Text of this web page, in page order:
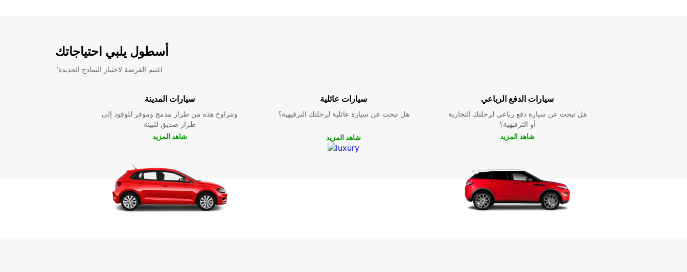
بالمغامرات، فإن تأجير سيارة من Europcar سيجعل تنقلك في
Tacuarembó أسهل وأكثر متعة. استمتع برحلتك دون أي قلق
واستكشف كل معالم المدينة براحة وسهولة.
قم بحجز سيارتك الآن مع Europcar واستمتع بأفضل تجربة
أسطول يلبي احتياجاتك
"اغتنم الفرصة لاختبار النماذج الجديدة
سيارات المدينة
وتتراوح هذه من طراز مدمج وموفر للوقود إلى
طراز صديق للبيئة
شاهد المزيد
سيارات عائلية
هل تبحث عن سيارة عائلية لرحلتك الترفيهية؟
شاهد المزيد
سيارات الدفع الرباعي
هل تبحث عن سيارة دفع رباعي لرحلتك التجارية
أو الترفيهية؟
شاهد المزيد